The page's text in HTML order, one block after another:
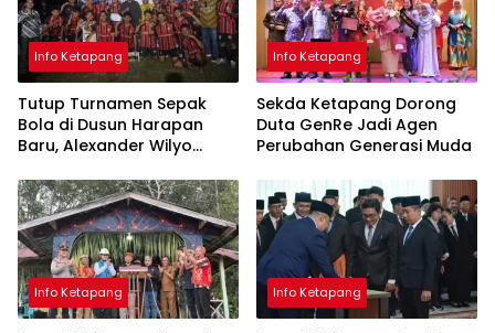
Info Ketapang
Tutup Turnamen Sepak
Bola di Dusun Harapan
Baru, Alexander Wilyo
terhadap Pembinaan Atlet
Info Ketapang
Sekda Ketapang Dorong
Duta GenRe Jadi Agen
Perubahan Generasi Muda
Info Ketapang Info Ketapang